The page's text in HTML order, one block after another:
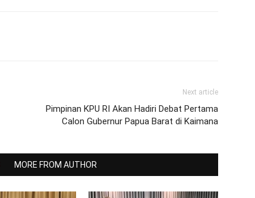
Next article
Pimpinan KPU RI Akan Hadiri Debat Pertama
Calon Gubernur Papua Barat di Kaimana
MORE FROM AUTHOR